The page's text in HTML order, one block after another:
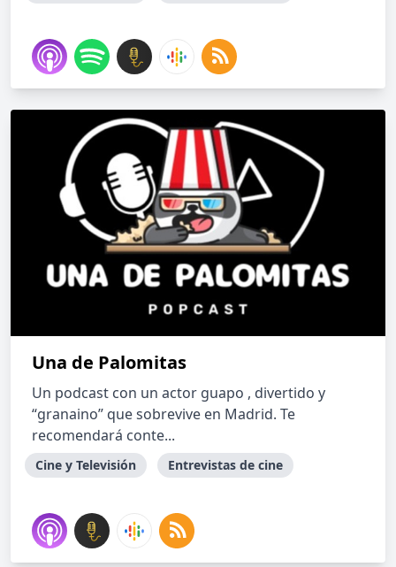
Una de Palomitas
Un podcast con un actor guapo , divertido y
“granaino” que sobrevive en Madrid. Te
recomendará conte...
Cine y Televisión Entrevistas de cine